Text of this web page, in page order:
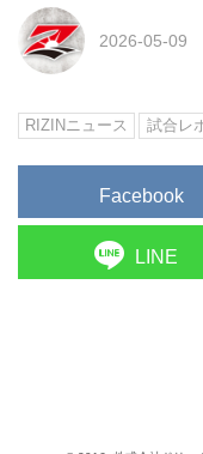
2026-05-09
RIZINニュース 試合レ
Facebook
LINE